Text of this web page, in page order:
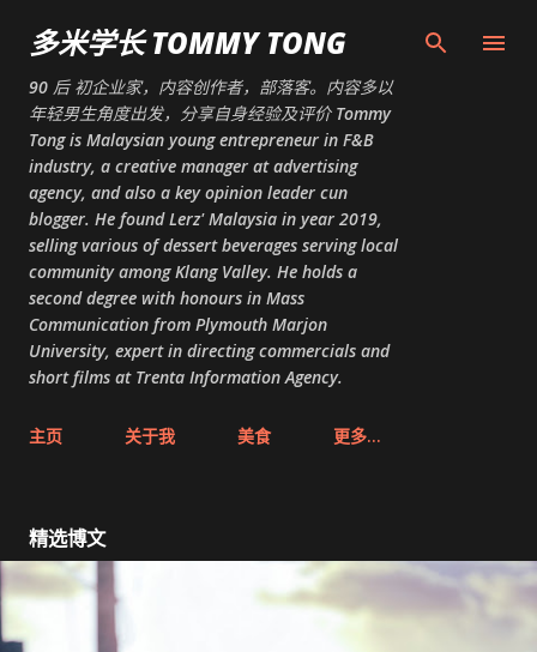
跳至主要内容
多米学长 TOMMY TONG
90 后 初企业家，内容创作者，部落客。内容多以
年轻男生角度出发，分享自身经验及评价 Tommy
Tong is Malaysian young entrepreneur in F&B
industry, a creative manager at advertising
agency, and also a key opinion leader cun
blogger. He found Lerz' Malaysia in year 2019,
selling various of dessert beverages serving local
community among Klang Valley. He holds a
second degree with honours in Mass
Communication from Plymouth Marjon
University, expert in directing commercials and
short films at Trenta Information Agency.
主页 关于我 美食 更多…
文
精选博文